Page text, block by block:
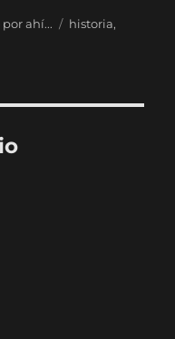
ahí... Etiquetas
historia,